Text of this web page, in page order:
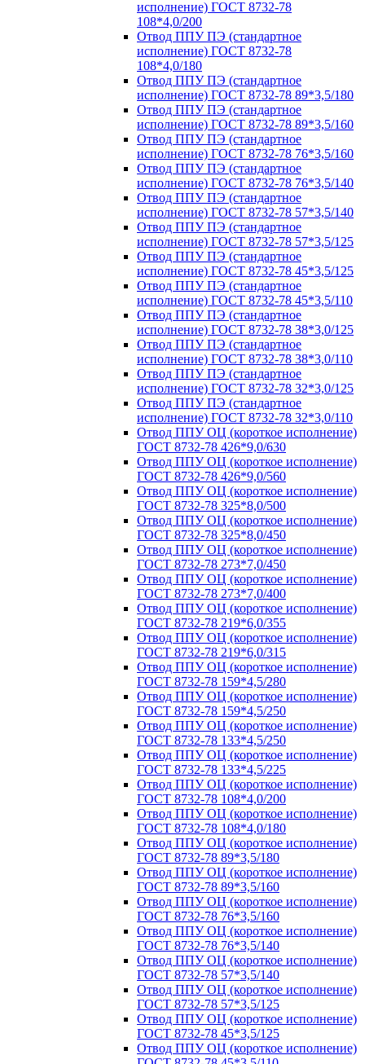
исполнение) ГОСТ 8732-78
108*4,0/200
Отвод ППУ ПЭ (стандартное
исполнение) ГОСТ 8732-78
108*4,0/180
Отвод ППУ ПЭ (стандартное
исполнение) ГОСТ 8732-78 89*3,5/180
Отвод ППУ ПЭ (стандартное
исполнение) ГОСТ 8732-78 89*3,5/160
Отвод ППУ ПЭ (стандартное
исполнение) ГОСТ 8732-78 76*3,5/160
Отвод ППУ ПЭ (стандартное
исполнение) ГОСТ 8732-78 76*3,5/140
Отвод ППУ ПЭ (стандартное
исполнение) ГОСТ 8732-78 57*3,5/140
Отвод ППУ ПЭ (стандартное
исполнение) ГОСТ 8732-78 57*3,5/125
Отвод ППУ ПЭ (стандартное
исполнение) ГОСТ 8732-78 45*3,5/125
Отвод ППУ ПЭ (стандартное
исполнение) ГОСТ 8732-78 45*3,5/110
Отвод ППУ ПЭ (стандартное
исполнение) ГОСТ 8732-78 38*3,0/125
Отвод ППУ ПЭ (стандартное
исполнение) ГОСТ 8732-78 38*3,0/110
Отвод ППУ ПЭ (стандартное
исполнение) ГОСТ 8732-78 32*3,0/125
Отвод ППУ ПЭ (стандартное
исполнение) ГОСТ 8732-78 32*3,0/110
Отвод ППУ ОЦ (короткое исполнение)
ГОСТ 8732-78 426*9,0/630
Отвод ППУ ОЦ (короткое исполнение)
ГОСТ 8732-78 426*9,0/560
Отвод ППУ ОЦ (короткое исполнение)
ГОСТ 8732-78 325*8,0/500
Отвод ППУ ОЦ (короткое исполнение)
ГОСТ 8732-78 325*8,0/450
Отвод ППУ ОЦ (короткое исполнение)
ГОСТ 8732-78 273*7,0/450
Отвод ППУ ОЦ (короткое исполнение)
ГОСТ 8732-78 273*7,0/400
Отвод ППУ ОЦ (короткое исполнение)
ГОСТ 8732-78 219*6,0/355
Отвод ППУ ОЦ (короткое исполнение)
ГОСТ 8732-78 219*6,0/315
Отвод ППУ ОЦ (короткое исполнение)
ГОСТ 8732-78 159*4,5/280
Отвод ППУ ОЦ (короткое исполнение)
ГОСТ 8732-78 159*4,5/250
Отвод ППУ ОЦ (короткое исполнение)
ГОСТ 8732-78 133*4,5/250
Отвод ППУ ОЦ (короткое исполнение)
ГОСТ 8732-78 133*4,5/225
Отвод ППУ ОЦ (короткое исполнение)
ГОСТ 8732-78 108*4,0/200
Отвод ППУ ОЦ (короткое исполнение)
ГОСТ 8732-78 108*4,0/180
Отвод ППУ ОЦ (короткое исполнение)
ГОСТ 8732-78 89*3,5/180
Отвод ППУ ОЦ (короткое исполнение)
ГОСТ 8732-78 89*3,5/160
Отвод ППУ ОЦ (короткое исполнение)
ГОСТ 8732-78 76*3,5/160
Отвод ППУ ОЦ (короткое исполнение)
ГОСТ 8732-78 76*3,5/140
Отвод ППУ ОЦ (короткое исполнение)
ГОСТ 8732-78 57*3,5/140
Отвод ППУ ОЦ (короткое исполнение)
ГОСТ 8732-78 57*3,5/125
Отвод ППУ ОЦ (короткое исполнение)
ГОСТ 8732-78 45*3,5/125
Отвод ППУ ОЦ (короткое исполнение)